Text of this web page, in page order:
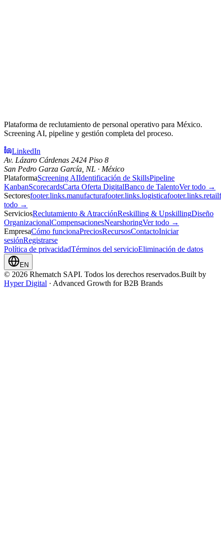
Plataforma de reclutamiento de personal operativo para México.
Screening AI, pipeline y gestión completa del proceso.
LinkedIn
Av. Lázaro Cárdenas 2424 Piso 8
San Pedro Garza García, NL · México
PlataformaScreening AIIdentificación de SkillsPipeline
KanbanScorecardsCarta Oferta DigitalBanco de TalentoVer todo →
Sectoresfooter.links.manufacturafooter.links.logisticafooter.links.retail
todo →
ServiciosReclutamiento & AtracciónReskilling & UpskillingDiseño
OrganizacionalCompensacionesNearshoringVer todo →
EmpresaCómo funcionaPreciosRecursosContactoIniciar
sesiónRegistrarse
Política de privacidadTérminos del servicioEliminación de datos
EN
© 2026 Rhematch SAPI. Todos los derechos reservados.Built by
Hyper Digital · Advanced Growth for B2B Brands